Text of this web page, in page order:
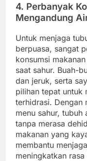
4. Perbanyak
Mengandung
Untuk menjaga
berpuasa, sangat
konsumsi
saat sahur. Buah-
dan jeruk, serta
pilihan tepat untuk
terhidrasi. Dengan
menu sahur, tubuh
tanpa merasa
makanan yang
membantu
meningkatkan